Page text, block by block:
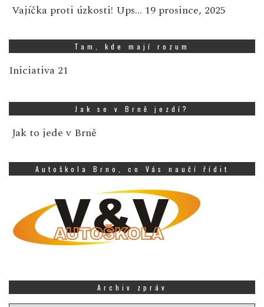
Vajíčka proti úzkosti! Ups… 19 prosince, 2025
Tam, kde mají rozum
Iniciativa 21
Jak se v Brně jezdí?
Jak to jede v Brně
Autoškola Brno, co Vás naučí řídit
Archiv zpráv